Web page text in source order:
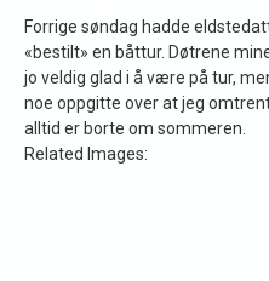
Forrige søndag hadde
«bestilt» en båttur. Døtrene
jo veldig glad i å være på tur,
noe oppgitte over at jeg
alltid er borte om sommeren.
Related Images: